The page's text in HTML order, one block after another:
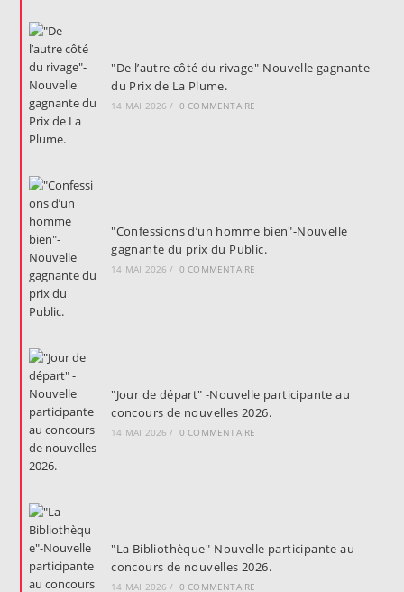
"De l’autre côté du rivage"-Nouvelle gagnante
du Prix de La Plume.
14 MAI 2026 / 0 COMMENTAIRE
"Confessions d’un homme bien"-Nouvelle
gagnante du prix du Public.
14 MAI 2026 / 0 COMMENTAIRE
"Jour de départ" -Nouvelle participante au
concours de nouvelles 2026.
14 MAI 2026 / 0 COMMENTAIRE
"La Bibliothèque"-Nouvelle participante au
concours de nouvelles 2026.
14 MAI 2026 / 0 COMMENTAIRE